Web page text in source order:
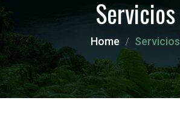
Servicios
Home Servicios